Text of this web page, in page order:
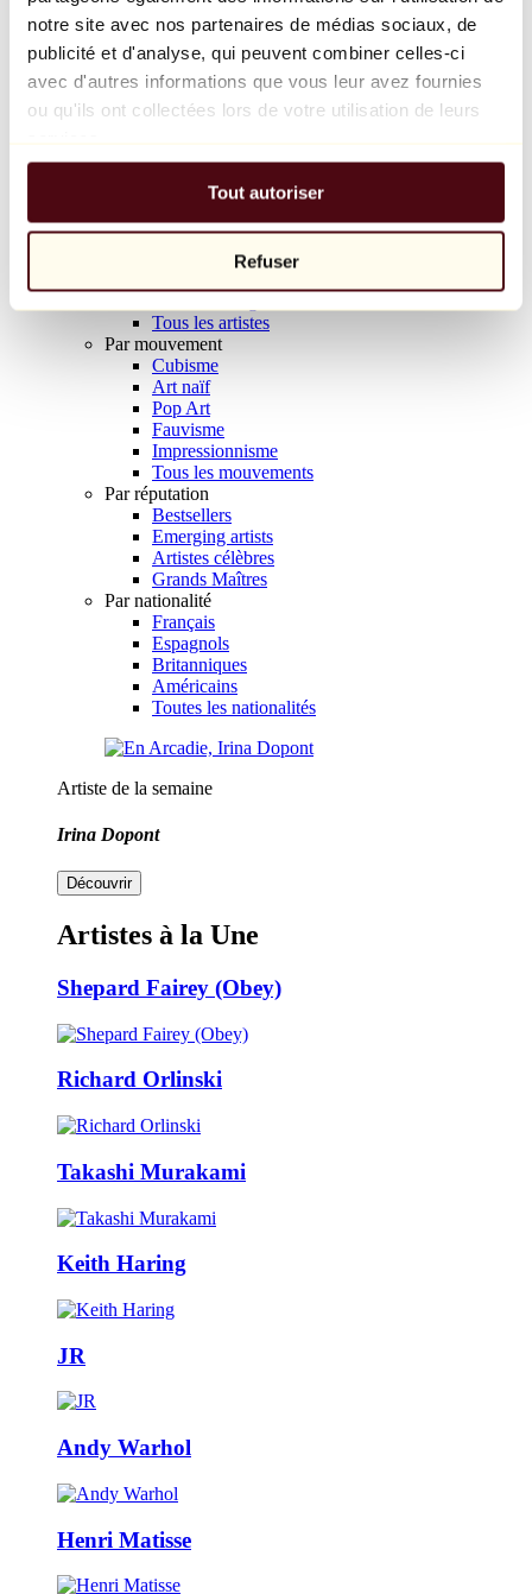
notre site avec nos partenaires de médias sociaux, de
publicité et d'analyse, qui peuvent combiner celles-ci
avec d'autres informations que vous leur avez fournies
ou qu'ils ont collectées lors de votre utilisation de leurs
Tout autoriser
Refuser
Balloon Dog (Orange)
Jeff Koons
10 000 €
Parcourir
Tous les sculpteurs
Tous les photographes
Tous les artistes
Par mouvement
Cubisme
Art naïf
Pop Art
Fauvisme
Impressionnisme
Tous les mouvements
Par réputation
Bestsellers
Emerging artists
Artistes célèbres
Grands Maîtres
Par nationalité
Français
Espagnols
Britanniques
Américains
Toutes les nationalités
Artiste de la semaine
Irina Dopont
Découvrir
Artistes à la Une
Shepard Fairey (Obey)
Richard Orlinski
Takashi Murakami
Keith Haring
JR
Andy Warhol
Henri Matisse